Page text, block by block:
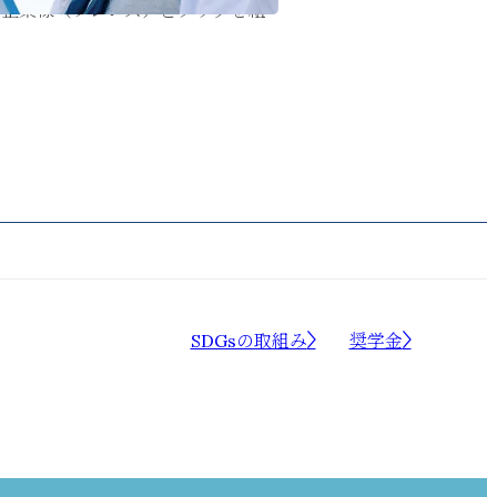
業様（フレンズ）とタッグを組
SDGsの取組み 奨学金